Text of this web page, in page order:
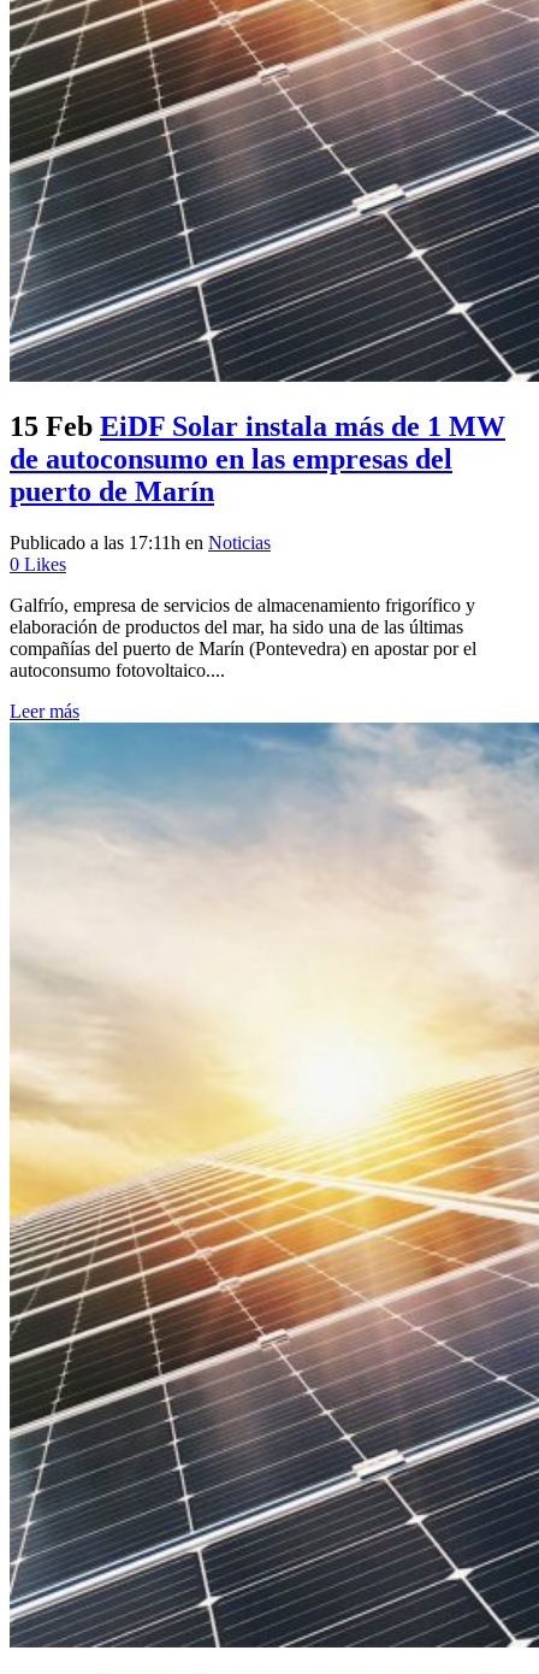
15 Feb EiDF Solar instala más de 1 MW
de autoconsumo en las empresas del
puerto de Marín
Publicado a las 17:11h en Noticias
0 Likes
Galfrío, empresa de servicios de almacenamiento frigorífico y
elaboración de productos del mar, ha sido una de las últimas
compañías del puerto de Marín (Pontevedra) en apostar por el
autoconsumo fotovoltaico....
Leer más